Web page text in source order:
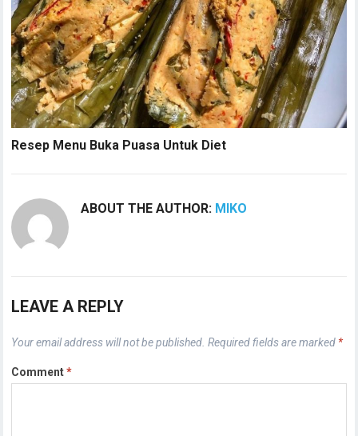
Resep Menu Buka Puasa Untuk Diet
ABOUT THE AUTHOR: MIKO
LEAVE A REPLY
Your email address will not be published. Required fields are marked *
Comment*